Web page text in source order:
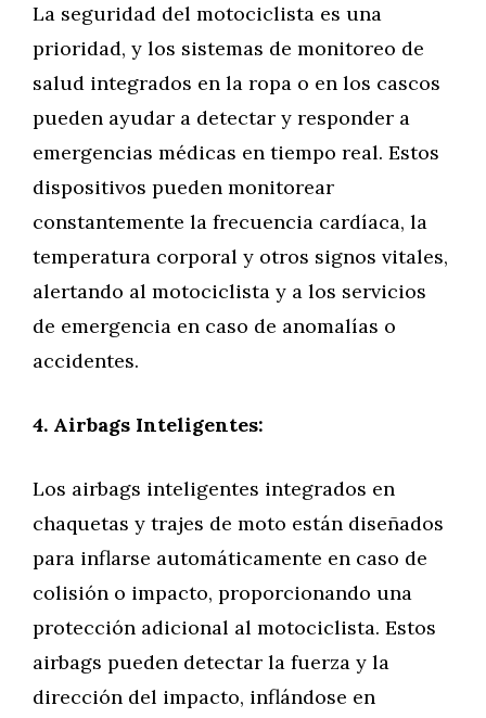
La seguridad del motociclista es una
prioridad, y los sistemas de monitoreo de
salud integrados en la ropa o en los cascos
pueden ayudar a detectar y responder a
emergencias médicas en tiempo real. Estos
dispositivos pueden monitorear
constantemente la frecuencia cardíaca, la
temperatura corporal y otros signos vitales,
alertando al motociclista y a los servicios
de emergencia en caso de anomalías o
accidentes.
4. Airbags Inteligentes:
Los airbags inteligentes integrados en
chaquetas y trajes de moto están diseñados
para inflarse automáticamente en caso de
colisión o impacto, proporcionando una
protección adicional al motociclista. Estos
airbags pueden detectar la fuerza y la
dirección del impacto, inflándose en